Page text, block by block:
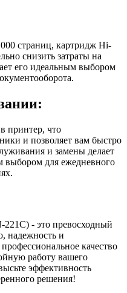
страниц, картридж Hi-
снизить затраты на
его идеальным выбором
принтер, что
и позволяет вам быстро
и замены делает
выбором для ежедневного
- это превосходный
надежность и
качество
работу вашего
эффективность
решения!